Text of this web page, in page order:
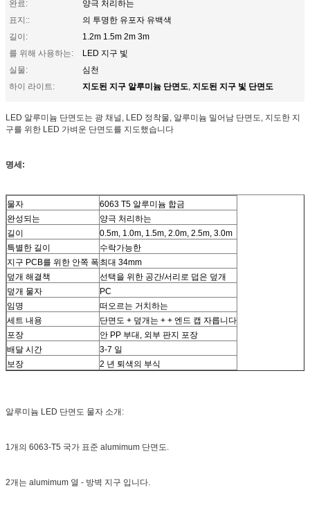
완료:
양극 처리하는
표지::
의 투명한 유포자 유백색
길이:
1.2m 1.5m 2m 3m
를 위해 사용하는:
LED 지구 빛
실물:
심천
하이 라이트:
지도된 지구 알루미늄 단면도, 지도된 지구 빛 단면도
LED 알루미늄 단면도는 광 채널, LED 정착물, 알루미늄 밀어남 단면도, 지도한 지
구를 위한 LED 가벼운 단면도를 지도했습니다
명세:
물자
6063 T5 알루미늄 합금
완성되는
양극 처리하는
길이
0.5m, 1.0m, 1.5m, 2.0m, 2.5m, 3.0m
특별한 길이
수락가능한
지구 PCB를 위한 안쪽 폭 최대 34mm
덮개 해결책
선택을 위한 공간/서리로 덥은 덮개
덮개 물자
PC
임명
떠오르는 거치하는
세트 내용
단면도 + 덮개는 + + 엔드 캡 자릅니다
포장
안 PP 부대, 외부 판지 포장
배달 시간
3-7 일
보장
2 년 퇴색의 부식
알루미늄 LED 단면도 물자 소개:
1개의 6063-T5 국가 표준 alumimum 단면도.
2개는 alumimum 열 - 방벽 지구 입니다.